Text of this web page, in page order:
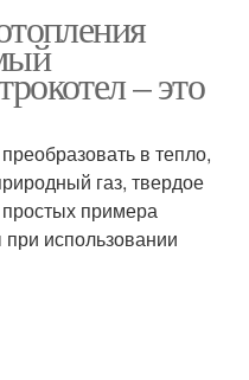
– это
в тепло,
газ, твердое
примера
использовании